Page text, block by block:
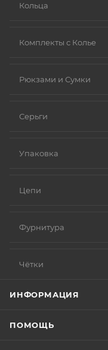
Кольца
Комплекты с Колье
Рюкзами и Сумки
Серьги
Упаковка
Цепи
Фурнитура
Чётки
ИНФОРМАЦИЯ
ПОМОЩЬ